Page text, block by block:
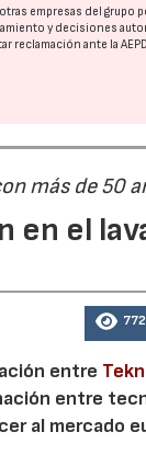
empresas del grupo
y decisiones
reclamación ante laAEPD
más de 50
en el
772
entre
entre
al mercado